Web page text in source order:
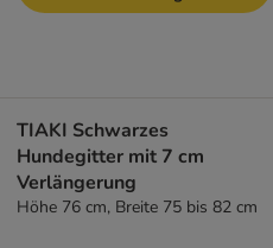
TIAKI Schwarzes
Hundegitter mit 7 cm
Verlängerung
Höhe 76 cm, Breite 75 bis 82 cm